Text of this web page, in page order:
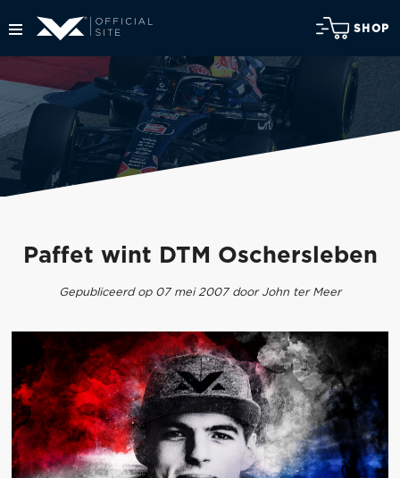
SHOP
Paffet wint DTM Oschersleben
Gepubliceerd op 07 mei 2007 door John ter Meer